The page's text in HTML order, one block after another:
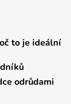
to je ideální
odrůdami